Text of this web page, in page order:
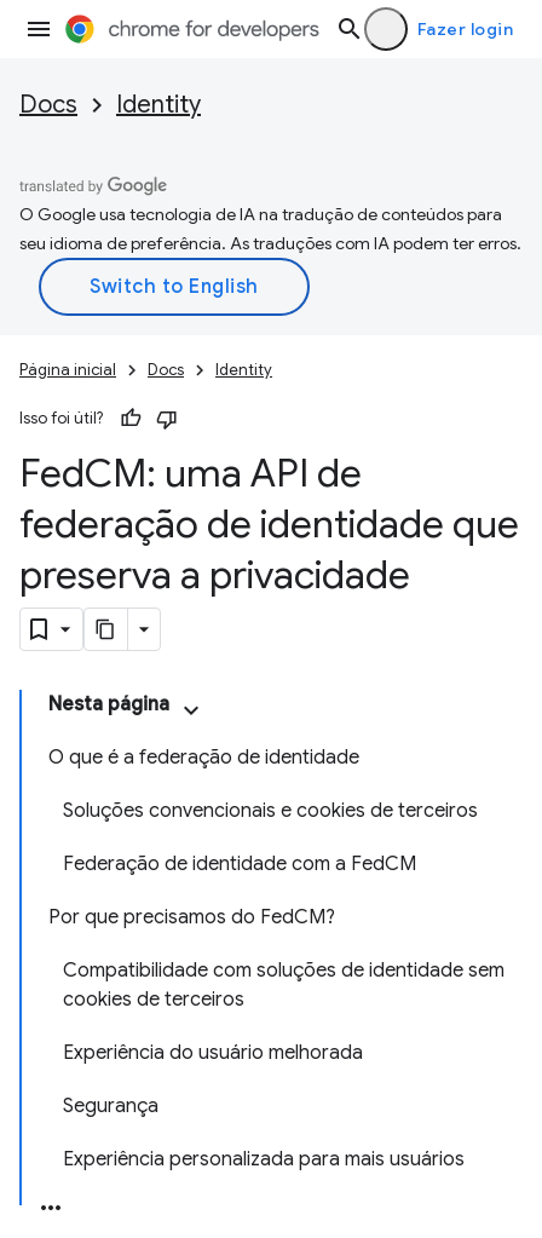
Fazer login
Docs Identity
O Google usa tecnologia de IA na tradução de conteúdos para
seu idioma de preferência. As traduções com IA podem ter erros.
Página inicial Docs Identity
Isso foi útil?
FedCM: uma API de
federação de identidade que
preserva a privacidade
Nesta página
O que é a federação de identidade
Soluções convencionais e cookies de terceiros
Federação de identidade com a FedCM
Por que precisamos do FedCM?
Compatibilidade com soluções de identidade sem
cookies de terceiros
Experiência do usuário melhorada
Segurança
Experiência personalizada para mais usuários